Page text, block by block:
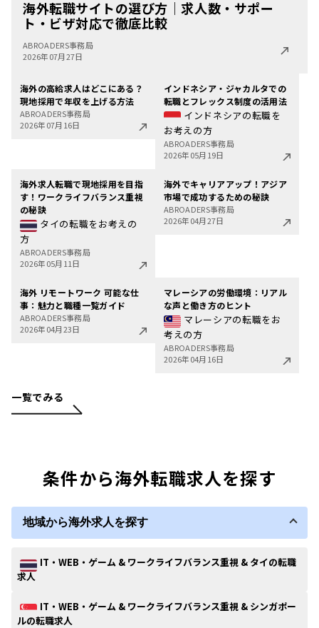
海外転職サイトの選び方｜求人数・サポー
ト・ビザ対応で徹底比較
ABROADERS事務局
2026年07月27日
海外の高給求人はどこにある？
現地採用で年収を上げる方法
ABROADERS事務局
2026年07月16日
インドネシア・ジャカルタでの
転職とフレックス制度の活用法
インドネシアの転職を
お考えの方
ABROADERS事務局
2026年05月19日
海外求人転職で現地採用を目指
す！ワークライフバランス重視
の秘訣
タイの転職をお考えの
方
ABROADERS事務局
2026年05月11日
海外でキャリアアップ！アジア
市場で成功するための秘訣
ABROADERS事務局
2026年04月27日
海外 リモートワーク 可能な仕
事：魅力と職種一覧ガイド
ABROADERS事務局
2026年04月23日
マレーシアの労働環境：リアル
な声と働き方のヒント
マレーシアの転職をお
考えの方
ABROADERS事務局
2026年04月16日
一覧でみる
条件から海外転職求人を探す
地域から海外求人を探す
IT・WEB・ゲーム & ワークライフバランス重視 & タイの転職
求人
IT・WEB・ゲーム & ワークライフバランス重視 & シンガポー
ルの転職求人